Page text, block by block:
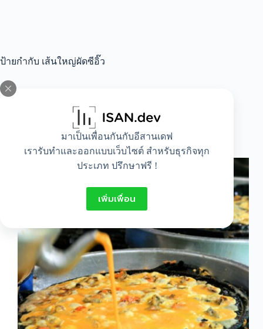
มาเป็นเพื่อนกันกับอีสานเดฟ
เรารับทำและออกแบบเว็บไซต์ สำหรับธุรกิจทุก
ประเภท ปรึกษาฟรี !
เพิ่มเพื่อน
ป้ายกำกับ เส้นใหญ่ผัดซีอิ๊ว
Beauty , Food,Healthy
10 อันดับ อาหารจานเดียวที่มีแคลอรี่สูงสุด!!